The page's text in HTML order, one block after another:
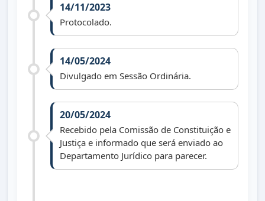
14/11/2023
Protocolado.
14/05/2024
Divulgado em Sessão Ordinária.
20/05/2024
Recebido pela Comissão de Constituição e
Justiça e informado que será enviado ao
Departamento Jurídico para parecer.